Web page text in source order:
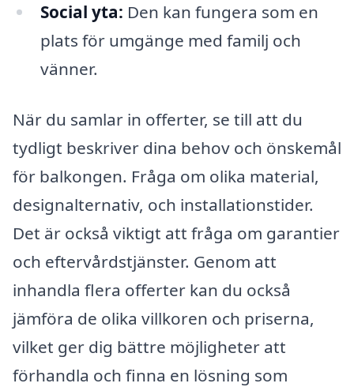
Social yta: Den kan fungera som en
plats för umgänge med familj och
vänner.
När du samlar in offerter, se till att du
tydligt beskriver dina behov och önskemål
för balkongen. Fråga om olika material,
designalternativ, och installationstider.
Det är också viktigt att fråga om garantier
och eftervårdstjänster. Genom att
inhandla flera offerter kan du också
jämföra de olika villkoren och priserna,
vilket ger dig bättre möjligheter att
förhandla och finna en lösning som